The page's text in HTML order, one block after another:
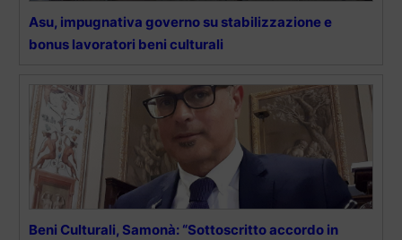
Asu, impugnativa governo su stabilizzazione e
bonus lavoratori beni culturali
Beni Culturali, Samonà: “Sottoscritto accordo in